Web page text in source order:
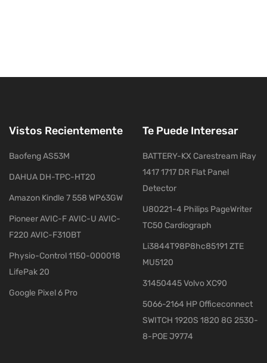
Vistos Recientemente
Baofeng AS53M
DAHUA DH-TPC-HT20
Amazon Kindle 7 558 WP63GW
Pioneer AVIC-F AVIC-U AVIC-
F220 AVIC-F310BT
Physio-Control 1150-000018
LifePak 20
Google Pixel 6 Pro
Te Puede Interesar
BATTERY-KX Carestream iRay
1417 1717 DR Flat Panel
Detector
U80221-4 Philips PageWriter
TC50 Cardiograph
Li3844T98P8hc85191 ZTE
MU5120
31450445 Volvo XC90
5066-2164 HP Officeconnect
SWITCH 1920S 1820 8G 2530-
8-POE J9774